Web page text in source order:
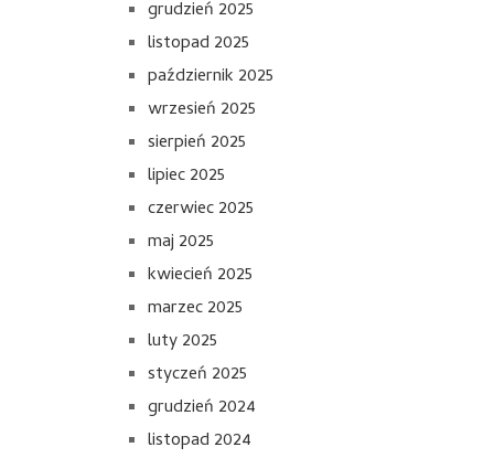
grudzień 2025
listopad 2025
październik 2025
wrzesień 2025
sierpień 2025
lipiec 2025
czerwiec 2025
maj 2025
kwiecień 2025
marzec 2025
luty 2025
styczeń 2025
grudzień 2024
listopad 2024